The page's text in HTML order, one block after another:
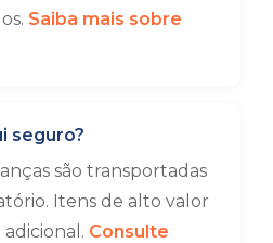
Saiba mais sobre
seguro?
são transportadas
Itens de alto valor
Consulte